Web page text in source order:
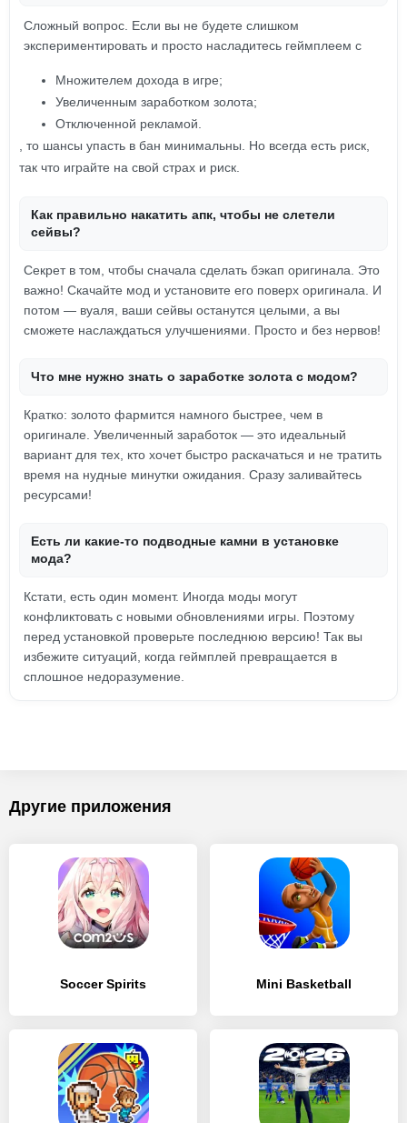
Сложный вопрос. Если вы не будете слишком
экспериментировать и просто насладитесь геймплеем с
Множителем дохода в игре;
Увеличенным заработком золота;
Отключенной рекламой.
, то шансы упасть в бан минимальны. Но всегда есть риск,
так что играйте на свой страх и риск.
Как правильно накатить апк, чтобы не слетели
сейвы?
Секрет в том, чтобы сначала сделать бэкап оригинала. Это
важно! Скачайте мод и установите его поверх оригинала. И
потом — вуаля, ваши сейвы останутся целыми, а вы
сможете наслаждаться улучшениями. Просто и без нервов!
Что мне нужно знать о заработке золота с модом?
Кратко: золото фармится намного быстрее, чем в
оригинале. Увеличенный заработок — это идеальный
вариант для тех, кто хочет быстро раскачаться и не тратить
время на нудные минутки ожидания. Сразу заливайтесь
ресурсами!
Есть ли какие-то подводные камни в установке
мода?
Кстати, есть один момент. Иногда моды могут
конфликтовать с новыми обновлениями игры. Поэтому
перед установкой проверьте последнюю версию! Так вы
избежите ситуаций, когда геймплей превращается в
сплошное недоразумение.
Другие приложения
Soccer Spirits Mini Basketball